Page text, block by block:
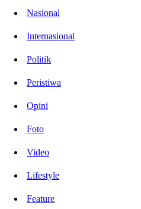
Nasional
Internasional
Politik
Peristiwa
Opini
Foto
Video
Lifestyle
Feature